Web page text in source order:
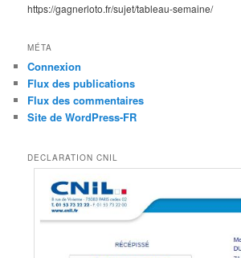
https://gagnerloto.fr/sujet/tableau-semaine/
MÉTA
Connexion
Flux des publications
Flux des commentaires
Site de WordPress-FR
DECLARATION CNIL